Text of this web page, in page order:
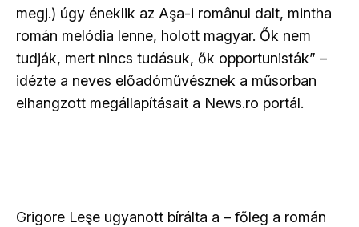
megj.) úgy éneklik az Aşa-i românul dalt, mintha
román melódia lenne, holott magyar. Ők nem
tudják, mert nincs tudásuk, ők opportunisták” –
idézte a neves előadóművésznek a műsorban
elhangzott megállapításait a News.ro portál.
Grigore Leşe ugyanott bírálta a – főleg a román